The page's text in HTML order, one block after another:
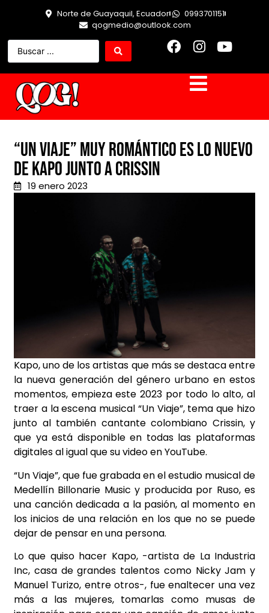
Norte de Guayaquil, Ecuador
0993701151
qogmedio@outlook.com
“Un Viaje” muy romántico es lo nuevo
de Kapo junto a Crissin
19 enero 2023
Kapo, uno de los artistas que más se destaca entre
la nueva generación del género urbano en estos
momentos, empieza este 2023 por todo lo alto, al
traer a la escena musical “Un Viaje”, tema que hizo
junto al también cantante colombiano Crissin, y
que ya está disponible en todas las plataformas
digitales al igual que su video en YouTube.
“Un Viaje”, que fue grabada en el estudio musical de
Medellín Billonarie Music y producida por Ruso, es
una canción dedicada a la pasión, al momento en
los inicios de una relación en los que no se puede
dejar de pensar en una persona.
Lo que quiso hacer Kapo, -artista de La Industria
Inc, casa de grandes talentos como Nicky Jam y
Manuel Turizo, entre otros-, fue enaltecer una vez
más a las mujeres, tomarlas como musas de